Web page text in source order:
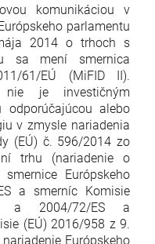
komunikáciou v
parlamentu
2014 o trhoch s
sa mení smernica
61/EÚ (MiFID II).
nie je investičným
alebo
v zmysle nariadenia
(EÚ) č. 596/2014 zo
trhu (nariadenie o
Európskeho
a smerníc Komisie
a 2004/72/ES a
(EÚ) 2016/958 z 9.
Európskeho